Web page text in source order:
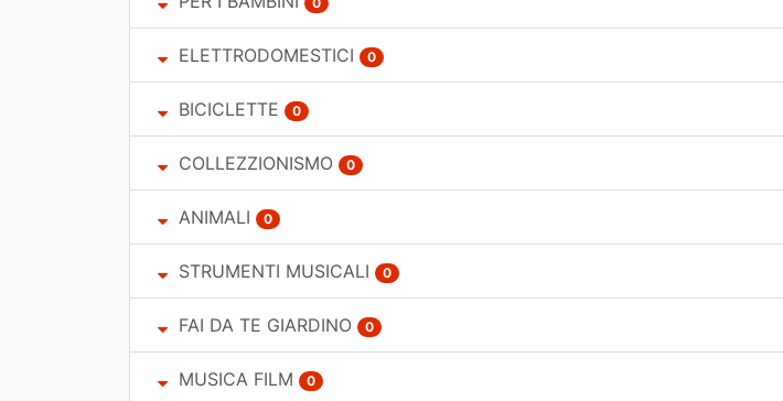
ELETTRODOMESTICI 0
BICICLETTE 0
COLLEZZIONISMO 0
ANIMALI 0
STRUMENTI MUSICALI 0
FAI DA TE GIARDINO 0
MUSICA FILM 0